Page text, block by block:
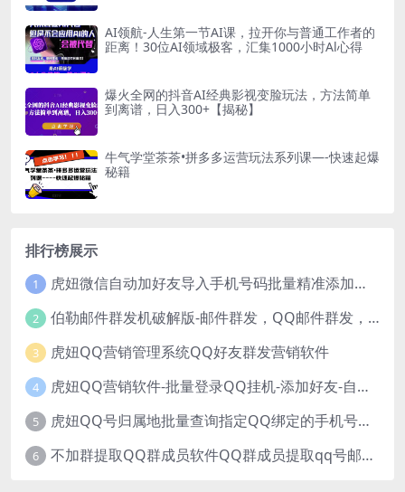
AI领航-人生第一节AI课，拉开你与普通工作者的
距离！30位AI领域极客，汇集1000小时Al心得
爆火全网的抖音AI经典影视变脸玩法，方法简单
到离谱，日入300+【揭秘】
牛气学堂茶茶•拼多多运营玩法系列课—-快速起爆
秘籍
排行榜展示
1 虎妞微信自动加好友导入手机号码批量精准添加客户售营销软件微商工具
2 伯勒邮件群发机破解版-邮件群发，QQ邮件群发，邮件群发软件，伯乐邮件群发工具，邮件群发器
3 虎妞QQ营销管理系统QQ好友群发营销软件
4 虎妞QQ营销软件-批量登录QQ挂机-添加好友-自动加群-群发消息-临时会话
5 虎妞QQ号归属地批量查询指定QQ绑定的手机号软件
6 不加群提取QQ群成员软件QQ群成员提取qq号邮箱软件